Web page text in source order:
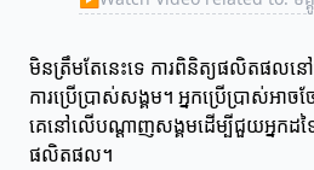
មិនត្រឹមតែនេះទេ ការពិនិត្យផលិតផល
ការប្រើប្រាស់សង្គម។ អ្នកប្រើប្រាស់អា
គេនៅលើបណ្ដាញសង្គមដើម្បីជួយអ្នកដទៃ
ផលិតផល។